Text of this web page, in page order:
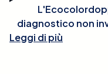
diagnostico non
tecnologia Doppler
Leggi di più